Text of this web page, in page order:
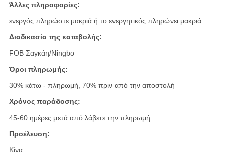
Άλλες πληροφορίες:
ενεργός πληρώστε μακριά ή το ενεργητικός πληρώνει μακριά
Διαδικασία της καταβολής:
FOB Σαγκάη/Ningbo
Όροι πληρωμής:
30% κάτω - πληρωμή, 70% πριν από την αποστολή
Χρόνος παράδοσης:
45-60 ημέρες μετά από λάβετε την πληρωμή
Προέλευση:
Κίνα